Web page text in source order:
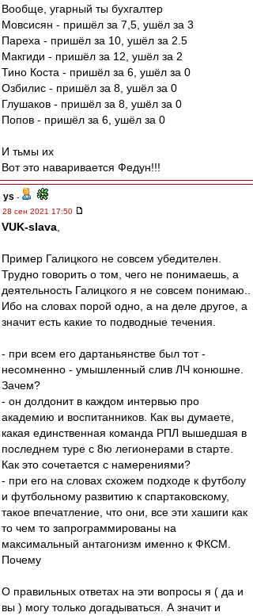
Вообще, угарный ты бухгалтер
Мовсисян - пришёл за 7,5, ушёл за 3
Пареха - пришёл за 10, ушёл за 2.5
Макгиди - пришёл за 12, ушёл за 2
Тино Коста - пришёл за 6, ушёл за 0
Озбилис - пришёл за 8, ушёл за 0
Глушаков - пришёл за 8, ушёл за 0
Попов - пришёл за 6, ушёл за 0
И тьмы их
Вот это наваривается Федун!!!
ys -
28 сен 2021 17:50
VUK-slava
Пример Галицкого не совсем убедителен.
Трудно говорить о том, чего не понимаешь, а
деятельность Галицкого я не совсем понимаю..
Ибо на словах порой одно, а на деле другое, а
значит есть какие то подводные течения.
- при всем его дартаньянстве был тот -
несомненно - умышленный слив ЛЧ конюшне.
Зачем?
- он долдонит в каждом интервью про
академию и воспитанников. Как вы думаете,
какая единственная команда РПЛ вышедшая в
последнем туре с 8ю легионерами в старте.
Как это сочетается с намерениями?
- при его на словах схожем подходе к футболу
и футбольному развитию к спартаковскому,
такое впечатление, что они, все эти хашиги как
то чем то запрограммированы на
максимальный антагонизм именно к ФКСМ.
Почему
О правильных ответах на эти вопросы я ( да и
вы ) могу только догадываться. А значит и